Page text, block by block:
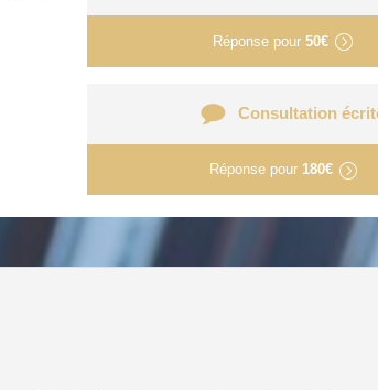
Réponse pour50€
Consultation
Réponse pour 180€